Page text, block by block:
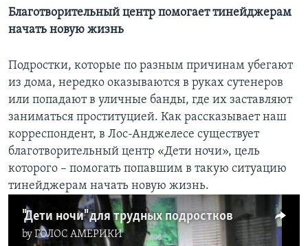
ПерейтиПОЧЕМУ ЭТО ВАЖНО?
ДИСКУССИЯ VOA
ДЕТАЛИ
НЬЮ-ЙОРК NEW YORK
АМЕРИКА. БОЛЬШОЕ ПУТЕШЕСТВИЕ
А КАК В АМЕРИКЕ?
АРТЕФАКТЫ
АМЕРИКАНСКИЕ ГОРОДКИ
ТЕСТЫ
ФАКТЫ ПРОТИВ ФЕЙКОВ
ЗА СВОБОДУ ПРЕССЫ
УЧИМ АНГЛИЙСКИЙ
ВИДЕО
ПОДПИСКА НА НОВОСТИ
Learning English
СОЦИАЛЬНЫЕ СЕТИ
Благотворительный центр помогает тинейджерам
начать новую жизнь
Подростки, которые по разным причинам убегают
из дома, нередко оказываются в руках сутенеров
или попадают в уличные банды, где их заставляют
заниматься проституцией. Как рассказывает наш
корреспондент, в Лос-Анджелесе существует
благотворительный центр «Дети ночи», цель
которого – помогать попавшим в такую ситуацию
тинейджерам начать новую жизнь.
"Дети ночи" для трудных подростков
byГОЛОС АМЕРИКИ